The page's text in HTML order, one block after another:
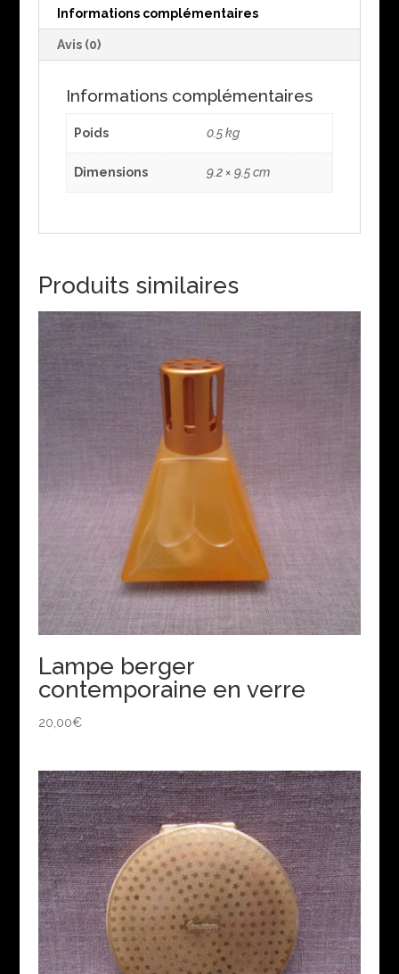
Informations complémentaires
Avis (0)
Informations complémentaires
Poids 0.5 kg
Dimensions 9.2 × 9.5 cm
Produits similaires
Lampe berger
contemporaine en verre
20,00€